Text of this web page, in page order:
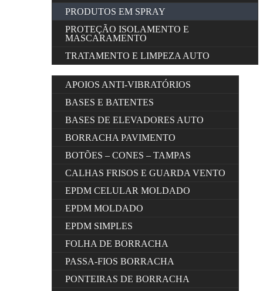
PRODUTOS EM SPRAY
PROTEÇÃO ISOLAMENTO E
MASCARAMENTO
TRATAMENTO E LIMPEZA AUTO
APOIOS ANTI-VIBRATÓRIOS
BASES E BATENTES
BASES DE ELEVADORES AUTO
BORRACHA PAVIMENTO
BOTÕES – CONES – TAMPAS
CALHAS FRISOS E GUARDA VENTO
EPDM CELULAR MOLDADO
EPDM MOLDADO
EPDM SIMPLES
FOLHA DE BORRACHA
PASSA-FIOS BORRACHA
PONTEIRAS DE BORRACHA